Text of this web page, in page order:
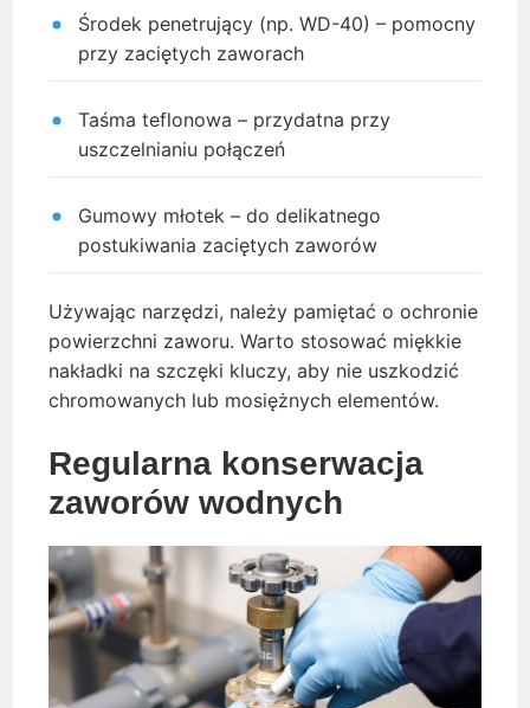
Środek penetrujący (np. WD-40) – pomocny
przy zaciętych zaworach
Taśma teflonowa – przydatna przy
uszczelnianiu połączeń
Gumowy młotek – do delikatnego
postukiwania zaciętych zaworów
Używając narzędzi, należy pamiętać o ochronie
powierzchni zaworu. Warto stosować miękkie
nakładki na szczęki kluczy, aby nie uszkodzić
chromowanych lub mosiężnych elementów.
Regularna konserwacja
zaworów wodnych